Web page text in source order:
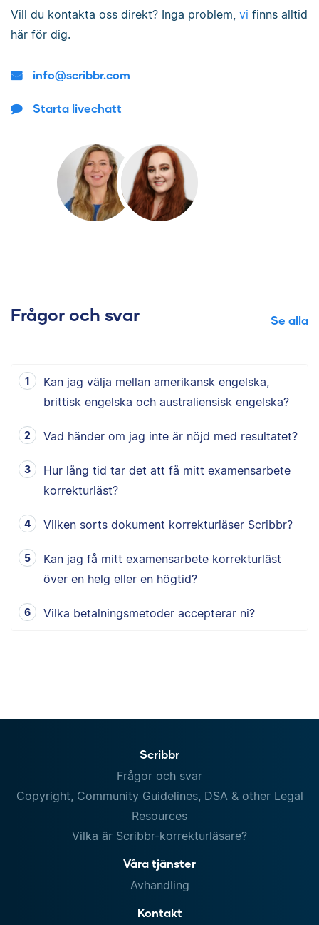
Vill du kontakta oss direkt? Inga problem, vi finns alltid
här för dig.
info@scribbr.com
Starta livechatt
Frågor och svar Se alla
Kan jag välja mellan amerikansk engelska,
brittisk engelska och australiensisk engelska?
Vad händer om jag inte är nöjd med resultatet?
Hur lång tid tar det att få mitt examensarbete
korrekturläst?
Vilken sorts dokument korrekturläser Scribbr?
Kan jag få mitt examensarbete korrekturläst
över en helg eller en högtid?
Vilka betalningsmetoder accepterar ni?
Scribbr
Frågor och svar
Copyright, Community Guidelines, DSA & other Legal
Resources
Vilka är Scribbr-korrekturläsare?
Våra tjänster
Avhandling
Kontakt